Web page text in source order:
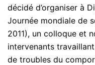
décidé d’organiser à
Journée mondiale de
2011), un colloque et
intervenants
de troubles du